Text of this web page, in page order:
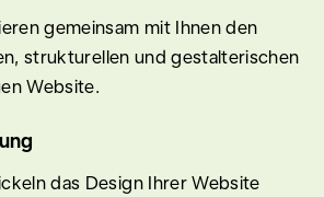
gemeinsam mit Ihnen den
strukturellen und gestalterischen
Website.
das Design Ihrer Website